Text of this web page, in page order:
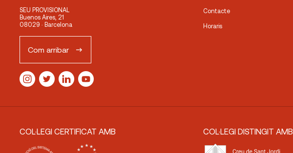
SEU PROVISIONAL
Buenos Aires, 21
08029 · Barcelona
Com arribar
Contacte
Horaris
COL·LEGI CERTIFICAT AMB COL·LEGI DISTINGIT AMB